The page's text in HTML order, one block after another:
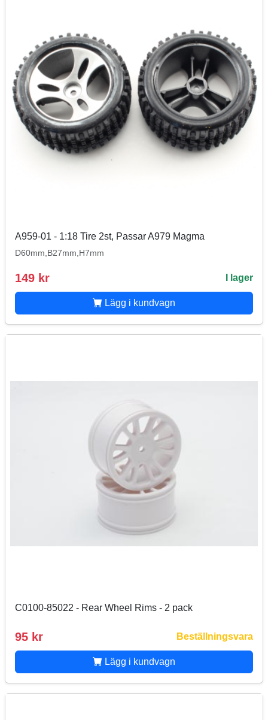
A959-01 - 1:18 Tire 2st, Passar A979 Magma
D60mm,B27mm,H7mm
149 kr I lager
Lägg i kundvagn
C0100-85022 - Rear Wheel Rims - 2 pack
95 kr Beställningsvara
Lägg i kundvagn